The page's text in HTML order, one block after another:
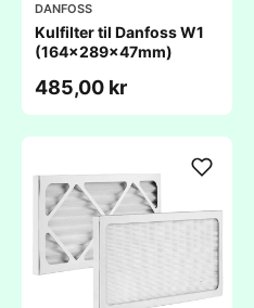
DANFOSS
Kulfilter til Danfoss W1
(164x289x47mm)
485,00 kr